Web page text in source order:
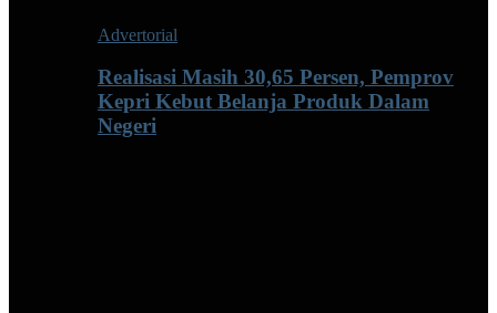
Advertorial
Realisasi Masih 30,65 Persen, Pemprov
Kepri Kebut Belanja Produk Dalam
Negeri